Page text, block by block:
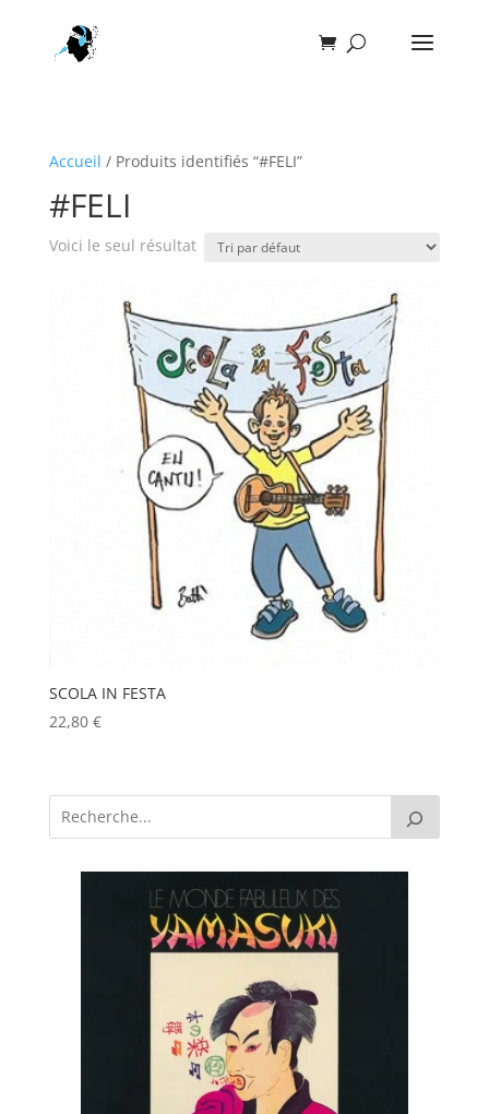
Accueil / Produits identifiés “#FELI”
#FELI
Voici le seul résultat
SCOLA IN FESTA
22,80 €